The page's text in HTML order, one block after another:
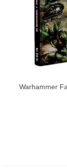
Warhammer